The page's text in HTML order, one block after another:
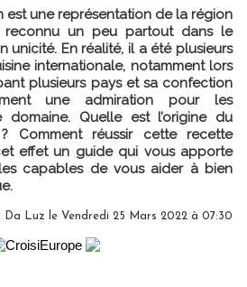
est une représentation de la région
un peu partout dans le
unicité. En réalité, il a été plusieurs
internationale, notamment lors
plusieurs pays et sa confection
une admiration pour les
domaine. Quelle est l’origine du
Comment réussir cette recette
effet un guide qui vous apporte
capables de vous aider à bien
Da Luz le Vendredi 25 Mars 2022 à 07:30